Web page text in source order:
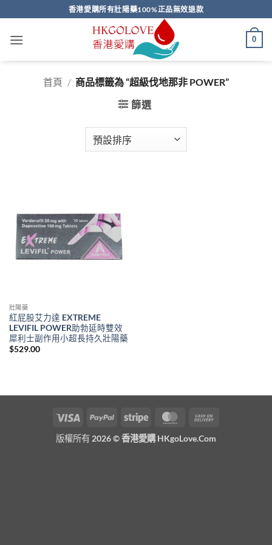
to
content
香港愛購所有壯陽藥100%正品無效退款
0
首頁 / 商品標籤為 “超級伐地那非 POWER”
篩選
壯陽藥
紅屁股艾力達 EXTREME
LEVIFIL POWER助勃延時雙效
犀利士副作用小超長持久壯陽藥
$529.00
Visa PayPal Stripe MasterCard
版權所有 2026 ©香港愛購 HKgoLove.Com